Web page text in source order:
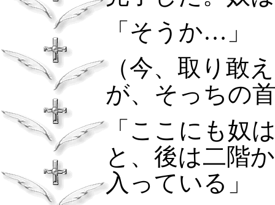
「そうか…」
（今、取り敢
が、そっちの
「ここにも奴
と、後は二階
入っている」